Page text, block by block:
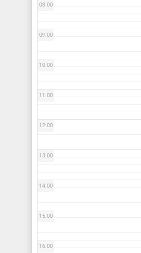
08:00
09:00
10:00
11:00
12:00
13:00
14:00
15:00
16:00